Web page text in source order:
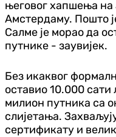
његовог хапшења
Амстердаму. Пошто
Салме је морао да
путнике - заувијек.
Без икаквог
оставио 10.000 сати
милион путника са
слијетања.
сертификату и